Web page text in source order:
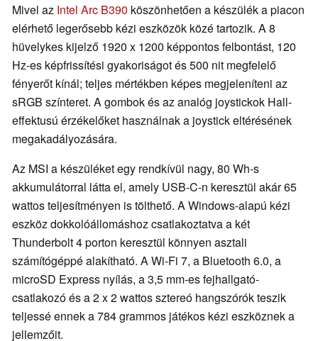
Mivel az Intel Arc B390 köszönhetően a készülék a piacon
elérhető legerősebb kézi eszközök közé tartozik. A 8
hüvelykes kijelző 1920 x 1200 képpontos felbontást, 120
Hz-es képfrissítési gyakoriságot és 500 nit megfelelő
fényerőt kínál; teljes mértékben képes megjeleníteni az
sRGB színteret. A gombok és az analóg joystickok Hall-
effektusú érzékelőket használnak a joystick eltérésének
megakadályozására.
Az MSI a készüléket egy rendkívül nagy, 80 Wh-s
akkumulátorral látta el, amely USB-C-n keresztül akár 65
wattos teljesítményen is tölthető. A Windows-alapú kézi
eszköz dokkolóállomáshoz csatlakoztatva a két
Thunderbolt 4 porton keresztül könnyen asztali
számítógéppé alakítható. A Wi-Fi 7, a Bluetooth 6.0, a
microSD Express nyílás, a 3,5 mm-es fejhallgató-
csatlakozó és a 2 x 2 wattos sztereó hangszórók teszik
teljessé ennek a 784 grammos játékos kézi eszköznek a
jellemzőit.